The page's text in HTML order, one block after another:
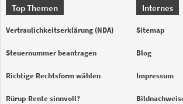
Top Themen
Vertraulichkeitserklärung (NDA)
Steuernummer beantragen
Richtige Rechtsform wählen
Rürup-Rente sinnvoll?
Internes
Sitemap
Blog
Impressum